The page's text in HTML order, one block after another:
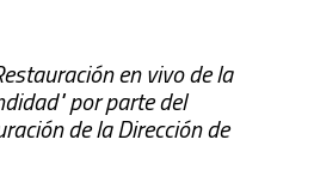
en vivo de la
por parte del
de la Dirección de